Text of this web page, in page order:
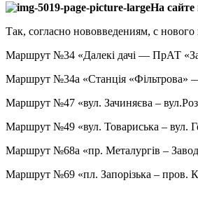
На
Так, согласно нововведениям, с
Маршрут №34 «Далекі дачі — ПрАТ
Маршрут №34а «Станція «Фільтрова»
Маршрут №47 «вул. Зачиняєва –
Маршрут №49 «вул. Товариська – вул.
Маршрут №68а «пр. Металургів –
Маршрут №69 «пл. Запорізька – пров.